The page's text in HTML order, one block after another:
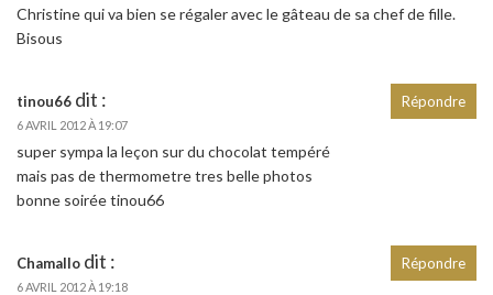
Christine qui va bien se régaler avec le gâteau de sa chef de fille.
Bisous
tinou66 dit :
6 AVRIL 2012 À 19:07
super sympa la leçon sur du chocolat tempéré
mais pas de thermometre tres belle photos
bonne soirée tinou66
Répondre
Chamallo dit :
6 AVRIL 2012 À 19:18
Répondre